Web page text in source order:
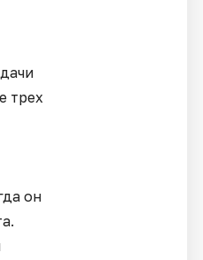
трех
он